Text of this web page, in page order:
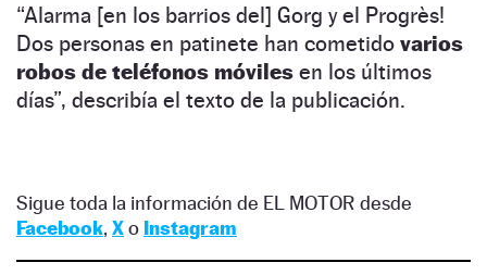
“Alarma [en los barrios del] Gorg y el Progrès!
Dos personas en patinete han cometido varios
robos de teléfonos móviles en los últimos
días”, describía el texto de la publicación.
Sigue toda la información de EL MOTOR desde
Facebook, Xo Instagram